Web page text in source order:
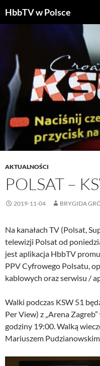
HbbTV w Polsce
AKTUALNOŚCI
POLSAT –
2019-11-04 BRYGIDA
Na kanałach TV (Polsat,
telewizji Polsat od
jest aplikacja HbbTV
PPV Cyfrowego Polsatu,
kablowych oraz serwisu /
Walki podczas KSW 51
Per View) z „Arena
godziny 19:00. Walką
Mariuszem